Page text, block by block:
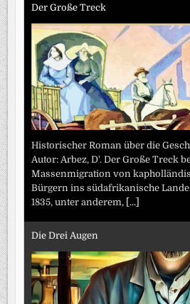
Der Große Treck
Historischer Roman über die
Autor: Arbez, D'. Der Große Treck
Massenmigration von
Bürgern ins südafrikanische
1835, unter anderem, [...]
Die Drei Augen